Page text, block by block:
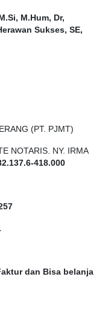
M.Hum, Dr,
Sukses, SE,
(PT. PJMT)
NOTARIS. NY. IRMA
.137.6-418.000
dan Bisa belanja